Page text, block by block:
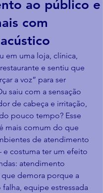
ao público e
com
em uma loja, clínica,
e sentiu que
a voz” para ser
saiu com a sensação
de cabeça e irritação,
pouco tempo? Esse
mais comum do que
de atendimento
costuma ter um efeito
atendimento
demora porque a
equipe estressada